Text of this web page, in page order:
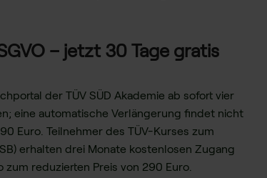
– jetzt 30 Tage gratis
der TÜV SÜD Akademie ab sofort vier
eine automatische Verlängerung findet nicht
Euro. Teilnehmer des TÜV-Kurses zum
erhalten drei Monate kostenlosen Zugang
zum reduzierten Preis von 290 Euro.